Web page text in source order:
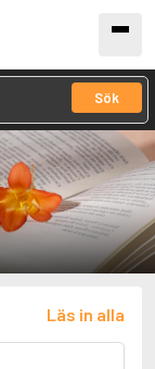
Sök
Läs in alla